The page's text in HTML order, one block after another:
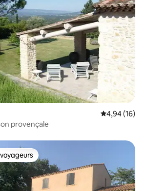
Note
4,94 (16)
provençale
parmi les plus aimés